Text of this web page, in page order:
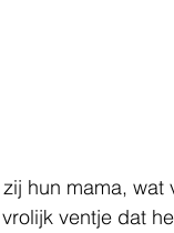
hun mama, wat
ventje dat